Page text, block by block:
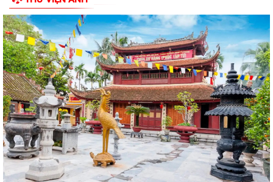
xã 6 tháng cuối năm 2026
QUYẾT ĐỊNH Về việc ban hành Quy chế Tiếp công dân, tiếp nhận và xử
lý đơn khiếu nại, tố...
QUYẾT ĐỊNH: Ban hành Nội quy tiếp công dân tại Trụ sở Ủy ban nhân
dân xã An Quang
Quy định số 132-QĐ/TW của Bộ Chính trị và Kế hoạch số 69-KH/TU,
ngày 12/6/2026 của Ban Thường vụ...
Quy định số 178-QĐ/TW của Bộ Chính trị và Kế hoạch số 66-KH/TU,
ngày 08/6/2026 của Ban Thường vụ...